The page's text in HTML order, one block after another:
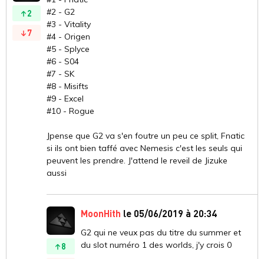
2
7
#2 - G2
#3 - Vitality
#4 - Origen
#5 - Splyce
#6 - S04
#7 - SK
#8 - Misifts
#9 - Excel
#10 - Rogue
Jpense que G2 va s'en foutre un peu ce split, Fnatic
si ils ont bien taffé avec Nemesis c'est les seuls qui
peuvent les prendre. J'attend le reveil de Jizuke
aussi
8
MoonHith le 05/06/2019 à 20:34
G2 qui ne veux pas du titre du summer et
du slot numéro 1 des worlds, j'y crois 0